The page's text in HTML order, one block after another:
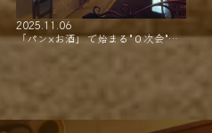
2025.11.06
「パン×お酒」で始まる"０次会"…